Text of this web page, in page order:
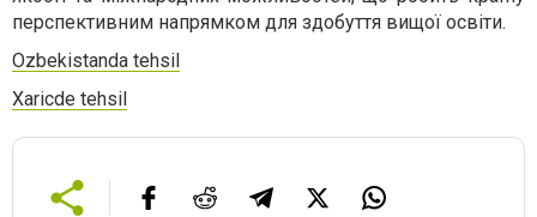
перспективним напрямком для здобуття вищої освіти.
Ozbekistanda tehsil
Xaricde tehsil